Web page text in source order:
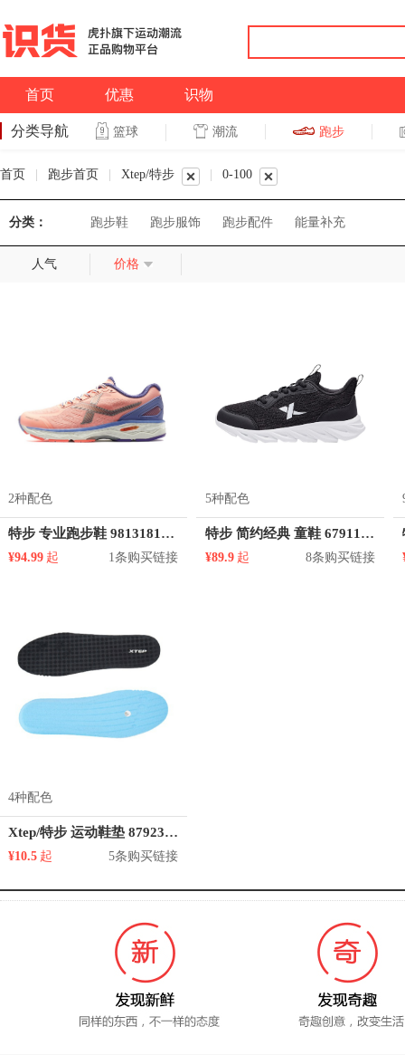
首页 优惠 识物
分类导航 篮球 潮流 跑步
首页 跑步首页 Xtep/特步 0-100
分类： 跑步鞋 跑步服饰 跑步配件 能量补充
人气 价格
2种配色
特步 专业跑步鞋 981318110279
¥94.99 起 1条购买链接
5种配色
特步 简约经典 童鞋 679115119975
¥89.9 起 8条购买链接
4种配色
Xtep/特步 运动鞋垫 879237850035
¥10.5 起 5条购买链接